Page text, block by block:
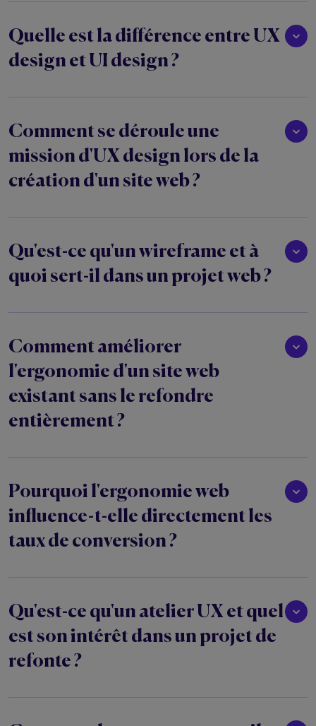
Quelle est la différence entre UX
design et UI design ?
Comment se déroule une
mission d'UX design lors de la
création d'un site web ?
Qu'est-ce qu'un wireframe et à
quoi sert-il dans un projet web ?
Comment améliorer
l'ergonomie d'un site web
existant sans le refondre
entièrement ?
Pourquoi l'ergonomie web
influence-t-elle directement les
taux de conversion ?
Qu'est-ce qu'un atelier UX et quel
est son intérêt dans un projet de
refonte ?